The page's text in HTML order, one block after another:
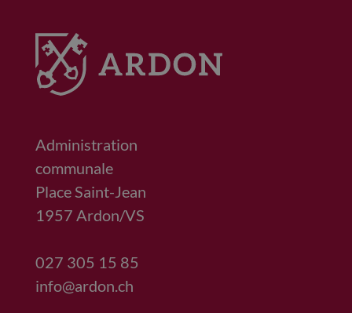
Administration
communale
Place Saint-Jean
1957 Ardon/VS
027 305 15 85
info@ardon.ch